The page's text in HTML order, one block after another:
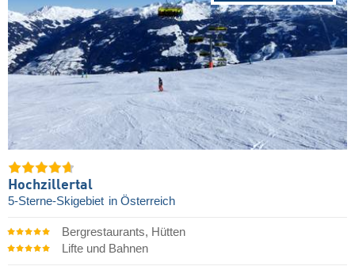
Hochzillertal
5-Sterne-Skigebiet in Österreich
Bergrestaurants, Hütten
Lifte und Bahnen